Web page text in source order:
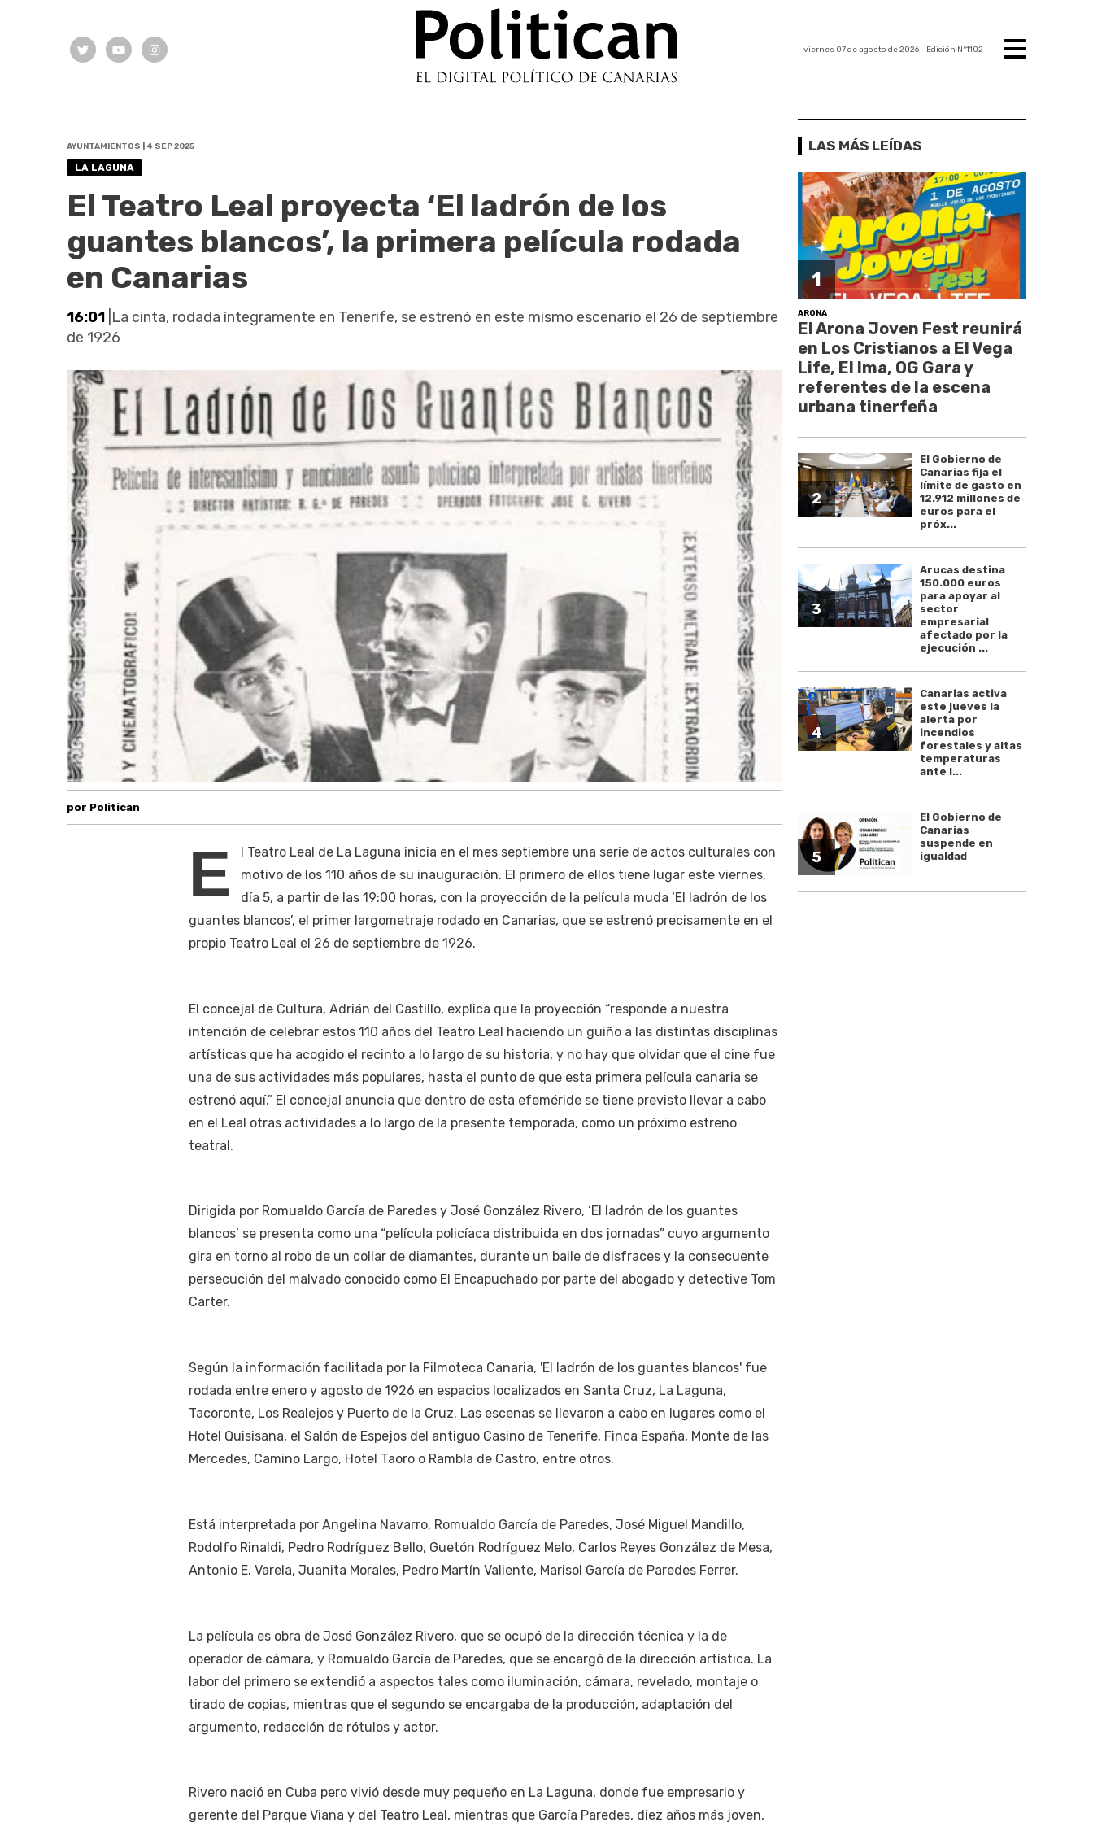
viernes 07 de agosto de 2026- Edición Nº1102
AYUNTAMIENTOS | 4 SEP 2025
LA LAGUNA
El Teatro Leal proyecta ‘El ladrón de los
guantes blancos’, la primera película rodada
en Canarias
16:01 |La cinta, rodada íntegramente en Tenerife, se estrenó en este mismo escenario el 26 de septiembre
de 1926
por Politican
E
l Teatro Leal de La Laguna inicia en el mes septiembre una serie de actos culturales con
motivo de los 110 años de su inauguración. El primero de ellos tiene lugar este viernes,
día 5, a partir de las 19:00 horas, con la proyección de la película muda ‘El ladrón de los
guantes blancos’, el primer largometraje rodado en Canarias, que se estrenó precisamente en el
propio Teatro Leal el 26 de septiembre de 1926.
El concejal de Cultura, Adrián del Castillo, explica que la proyección “responde a nuestra
intención de celebrar estos 110 años del Teatro Leal haciendo un guiño a las distintas disciplinas
artísticas que ha acogido el recinto a lo largo de su historia, y no hay que olvidar que el cine fue
una de sus actividades más populares, hasta el punto de que esta primera película canaria se
estrenó aquí.” El concejal anuncia que dentro de esta efeméride se tiene previsto llevar a cabo
en el Leal otras actividades a lo largo de la presente temporada, como un próximo estreno
teatral.
Dirigida por Romualdo García de Paredes y José González Rivero, ‘El ladrón de los guantes
blancos’ se presenta como una “película policíaca distribuida en dos jornadas” cuyo argumento
gira en torno al robo de un collar de diamantes, durante un baile de disfraces y la consecuente
persecución del malvado conocido como El Encapuchado por parte del abogado y detective Tom
Carter.
Según la información facilitada por la Filmoteca Canaria, 'El ladrón de los guantes blancos' fue
rodada entre enero y agosto de 1926 en espacios localizados en Santa Cruz, La Laguna,
Tacoronte, Los Realejos y Puerto de la Cruz. Las escenas se llevaron a cabo en lugares como el
Hotel Quisisana, el Salón de Espejos del antiguo Casino de Tenerife, Finca España, Monte de las
Mercedes, Camino Largo, Hotel Taoro o Rambla de Castro, entre otros.
Está interpretada por Angelina Navarro, Romualdo García de Paredes, José Miguel Mandillo,
Rodolfo Rinaldi, Pedro Rodríguez Bello, Guetón Rodríguez Melo, Carlos Reyes González de Mesa,
Antonio E. Varela, Juanita Morales, Pedro Martín Valiente, Marisol García de Paredes Ferrer.
La película es obra de José González Rivero, que se ocupó de la dirección técnica y la de
operador de cámara, y Romualdo García de Paredes, que se encargó de la dirección artística. La
labor del primero se extendió a aspectos tales como iluminación, cámara, revelado, montaje o
tirado de copias, mientras que el segundo se encargaba de la producción, adaptación del
argumento, redacción de rótulos y actor.
Rivero nació en Cuba pero vivió desde muy pequeño en La Laguna, donde fue empresario y
gerente del Parque Viana y del Teatro Leal, mientras que García Paredes, diez años más joven,
LAS MÁS LEÍDAS
1
ARONA
El Arona Joven Fest reunirá
en Los Cristianos a El Vega
Life, El Ima, OG Gara y
referentes de la escena
urbana tinerfeña
2
El Gobierno de
Canarias fija el
límite de gasto en
12.912 millones de
euros para el
próx...
3
Arucas destina
150.000 euros
para apoyar al
sector
empresarial
afectado por la
ejecución ...
4
Canarias activa
este jueves la
alerta por
incendios
forestales y altas
temperaturas
ante l...
5
El Gobierno de
Canarias
suspende en
igualdad